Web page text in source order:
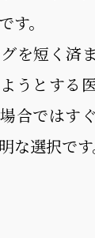
す。
を短く済
うとする
合ではす
な選択です